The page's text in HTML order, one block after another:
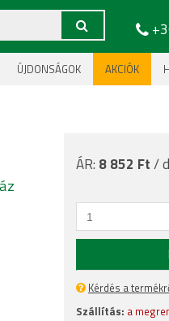
AKCIÓK
ÚJDONSÁGOK
ÁR: 8 852 Ft/
Kérdés a
Szállítás: a